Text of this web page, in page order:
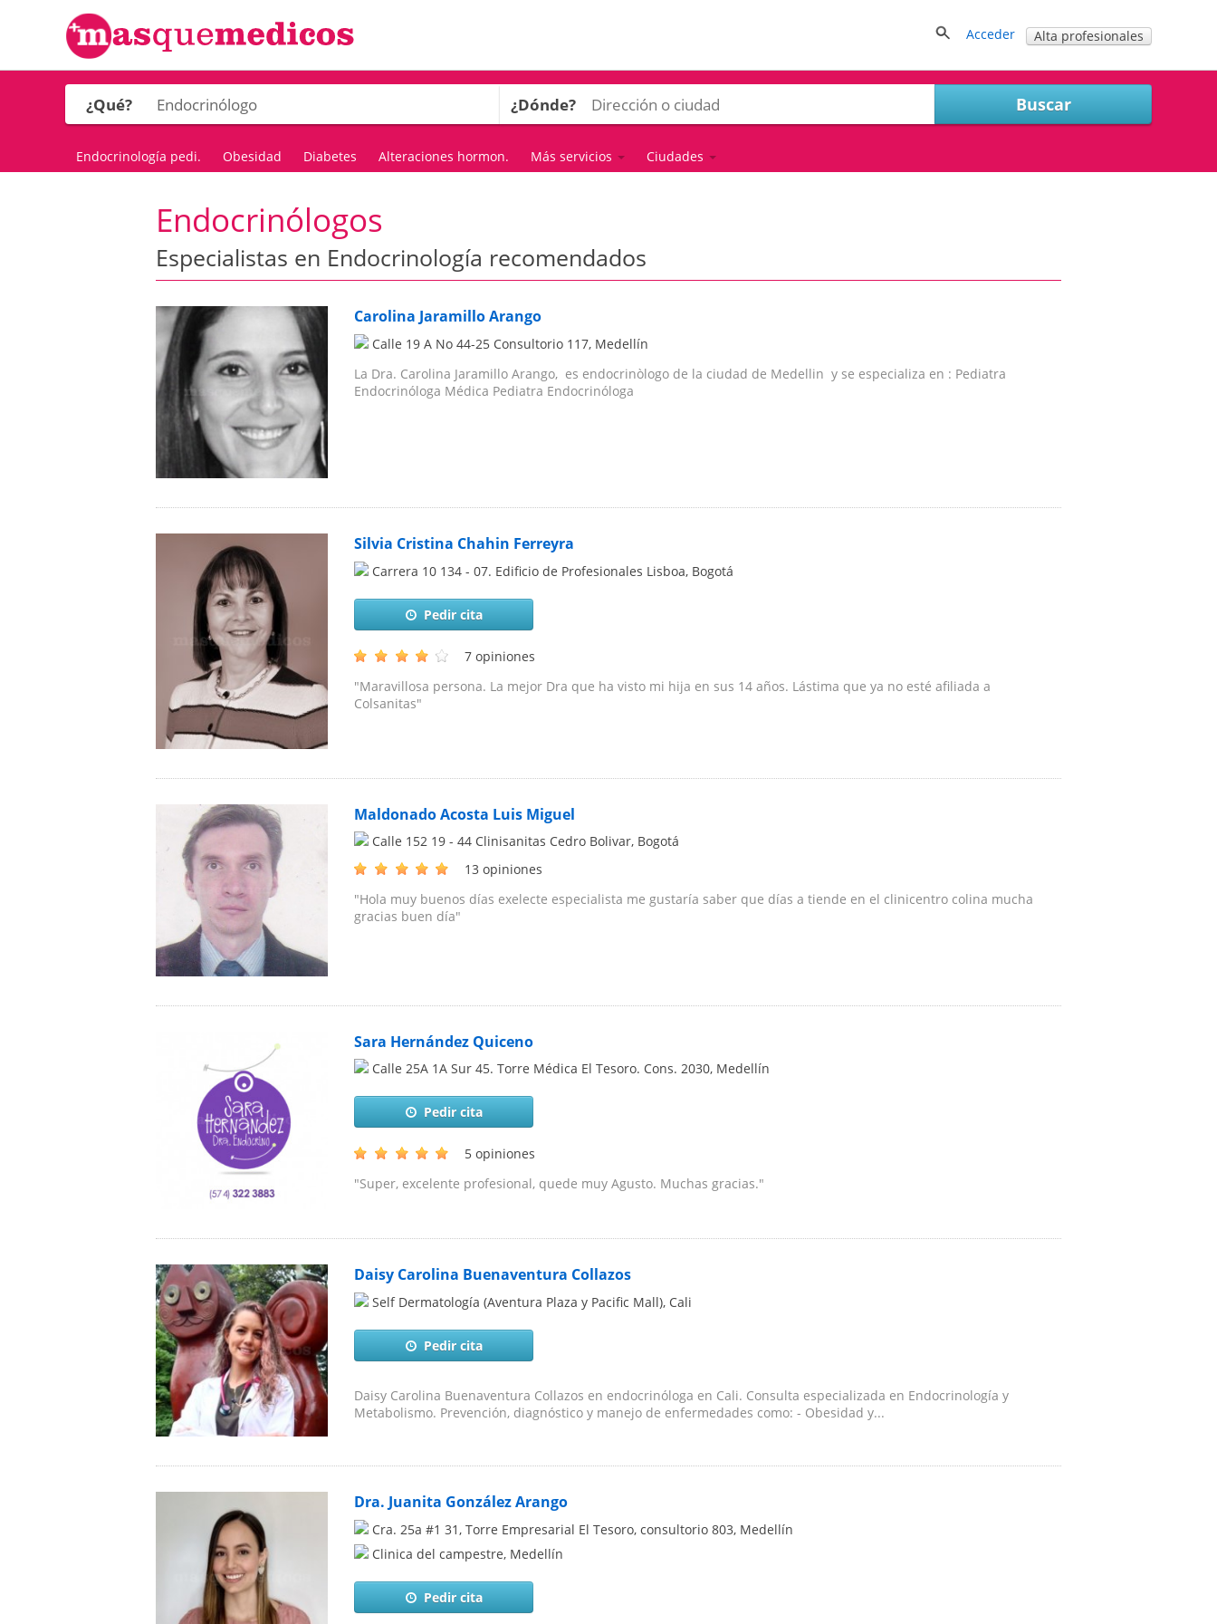
Acceder Alta profesionales
¿Qué? ¿Dónde?
Endocrinología pedi. Obesidad Diabetes Alteraciones hormon. Más servicios Ciudades
Endocrinólogos
Especialistas en Endocrinología recomendados
Carolina Jaramillo Arango
Calle 19 A No 44-25 Consultorio 117, Medellín
La Dra. Carolina Jaramillo Arango, es endocrinòlogo de la ciudad de Medellin y se especializa en : Pediatra
Endocrinóloga Médica Pediatra Endocrinóloga
Silvia Cristina Chahin Ferreyra
Carrera 10 134 - 07. Edificio de Profesionales Lisboa, Bogotá
Pedir cita
7 opiniones
"Maravillosa persona. La mejor Dra que ha visto mi hija en sus 14 años. Lástima que ya no esté afiliada a
Colsanitas"
Maldonado Acosta Luis Miguel
Calle 152 19 - 44 Clinisanitas Cedro Bolivar, Bogotá
13 opiniones
"Hola muy buenos días exelecte especialista me gustaría saber que días a tiende en el clinicentro colina mucha
gracias buen día"
Sara Hernández Quiceno
Calle 25A 1A Sur 45. Torre Médica El Tesoro. Cons. 2030, Medellín
Pedir cita
5 opiniones
"Super, excelente profesional, quede muy Agusto. Muchas gracias."
Daisy Carolina Buenaventura Collazos
Self Dermatología (Aventura Plaza y Pacific Mall), Cali
Pedir cita
Daisy Carolina Buenaventura Collazos en endocrinóloga en Cali. Consulta especializada en Endocrinología y
Metabolismo. Prevención, diagnóstico y manejo de enfermedades como: - Obesidad y...
Dra. Juanita González Arango
Cra. 25a #1 31, Torre Empresarial El Tesoro, consultorio 803, Medellín
Clinica del campestre, Medellín
Pedir cita